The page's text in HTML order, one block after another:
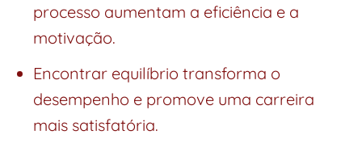
processo aumentam a eficiência e a
motivação.
Encontrar equilíbrio transforma o
desempenho e promove uma carreira
mais satisfatória.